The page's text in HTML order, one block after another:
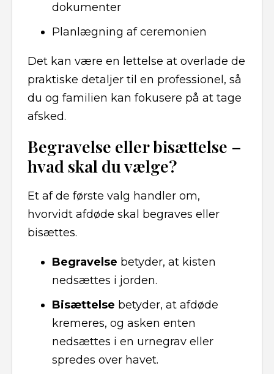
dokumenter
Planlægning af ceremonien
Det kan være en lettelse at overlade de
praktiske detaljer til en professionel, så
du og familien kan fokusere på at tage
afsked.
Begravelse eller bisættelse –
hvad skal du vælge?
Et af de første valg handler om,
hvorvidt afdøde skal begraves eller
bisættes.
Begravelse betyder, at kisten
nedsættes i jorden.
Bisættelse betyder, at afdøde
kremeres, og asken enten
nedsættes i en urnegrav eller
spredes over havet.